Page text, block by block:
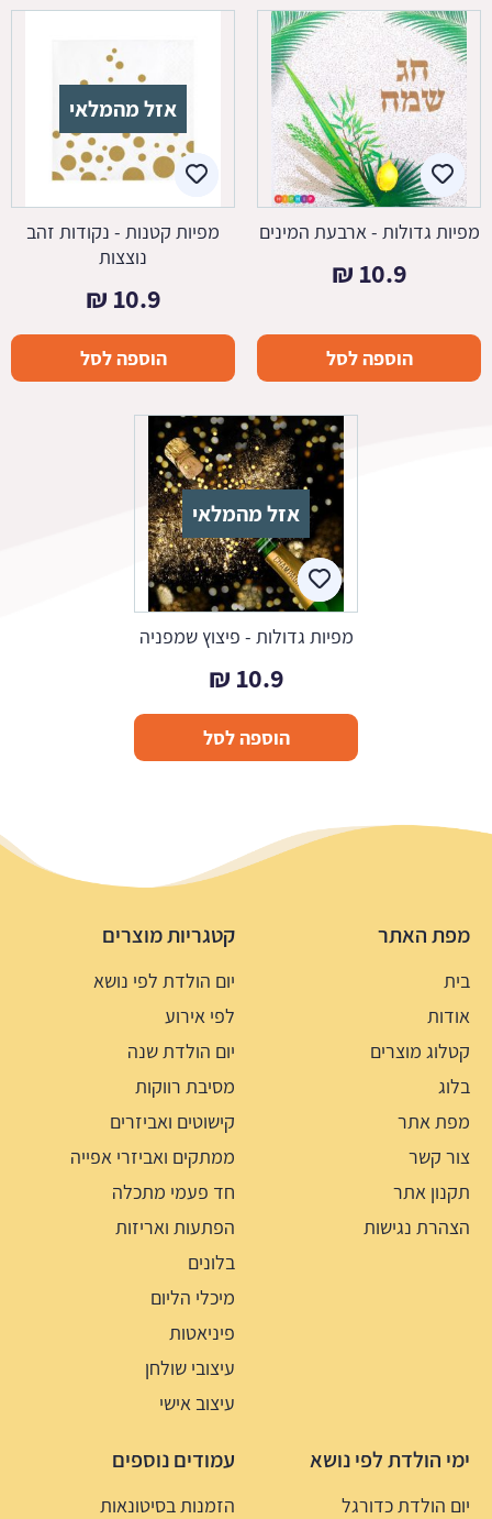
מפיות גדולות - ארבעת המינים
10.9
₪
הוספה לסל
אזל מהמלאי
מפיות קטנות - נקודות זהב
נוצצות
10.9
₪
הוספה לסל
אזל מהמלאי
מפיות גדולות - פיצוץ שמפניה
10.9
₪
הוספה לסל
מפת האתר
בית
אודות
קטלוג מוצרים
בלוג
מפת אתר
צור קשר
תקנון אתר
הצהרת נגישות
קטגריות מוצרים
יום הולדת לפי נושא
לפי אירוע
יום הולדת שנה
מסיבת רווקות
קישוטים ואביזרים
ממתקים ואביזרי אפייה
חד פעמי מתכלה
הפתעות ואריזות
בלונים
מיכלי הליום
פיניאטות
עיצובי שולחן
עיצוב אישי
ימי הולדת לפי נושא
יום הולדת כדורגל
עמודים נוספים
הזמנות בסיטונאות